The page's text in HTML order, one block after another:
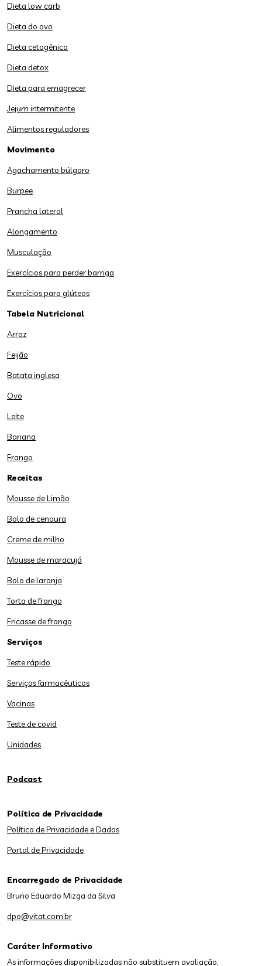
Dieta low carb
Dieta do ovo
Dieta cetogênica
Dieta detox
Dieta para emagrecer
Jejum intermitente
Alimentos reguladores
Movimento
Agachamento búlgaro
Burpee
Prancha lateral
Alongamento
Musculação
Exercícios para perder barriga
Exercícios para glúteos
Tabela Nutricional
Arroz
Feijão
Batata inglesa
Ovo
Leite
Banana
Frango
Receitas
Mousse de Limão
Bolo de cenoura
Creme de milho
Mousse de maracujá
Bolo de laranja
Torta de frango
Fricasse de frango
Serviços
Teste rápido
Serviços farmacêuticos
Vacinas
Teste de covid
Unidades
Podcast
Caráter Informativo
As informações disponibilizadas não substituem avaliação,
Política de Privacidade
Política de Privacidade e Dados
Portal de Privacidade
Encarregado de Privacidade
Bruno Eduardo Mizga da Silva
dpo@vitat.com.br